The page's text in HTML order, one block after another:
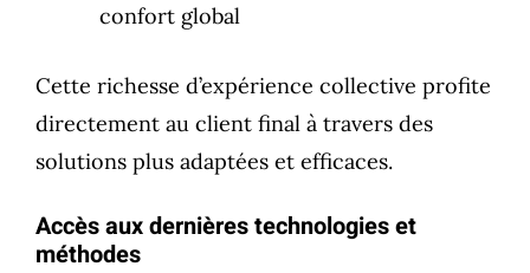
confort global
Cette richesse d’expérience collective profite
directement au client final à travers des
solutions plus adaptées et efficaces.
Accès aux dernières technologies et
méthodes